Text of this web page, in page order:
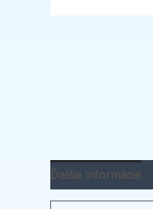
Ďalšie informácie